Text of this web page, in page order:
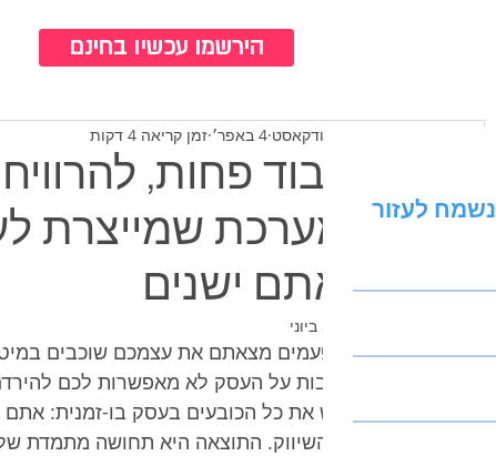
הירשמו עכשיו בחינם
לעבוד פחות,
המערכת שמייצרת
שאתם ישנים
צוות ברודקאסט 4 באפר׳ זמן קריאה 4 דקות
8 ביוני
כמה פעמים מצאתם את עצמכם שוכבים
ומחשבות על העסק לא מאפשרות לכם
ללבוש את כל הכובעים בעסק בו-זמנית:
אנשי השיווק. התוצאה היא תחושה מתמדת
לעזור